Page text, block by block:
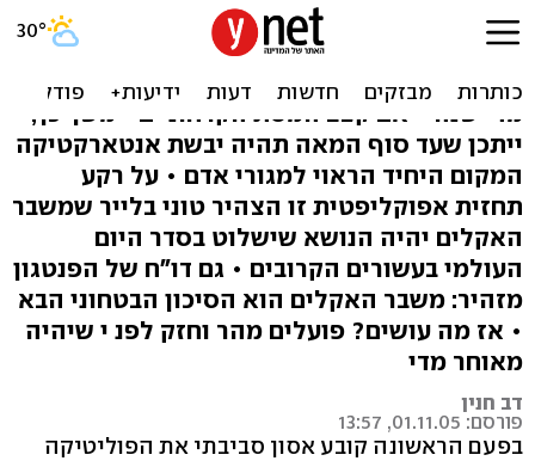
הכדור כמעט כבר לא בידינו
התחממות כדור הארץ הורגת 150 אלף בני-אדם
מדי שנה • אם קצב המסת הקרחונ ים יימשך כך,
ייתכן שעד סוף המאה תהיה יבשת אנטארקטיקה
המקום היחיד הראוי למגורי אדם • על רקע
תחזית אפוקליפטית זו הצהיר טוני בלייר שמשבר
האקלים יהיה הנושא שישלוט בסדר היום
העולמי בעשורים הקרובים • גם דו"ח של הפנטגון
מזהיר: משבר האקלים הוא הסיכון הבטחוני הבא
• אז מה עושים? פועלים מהר וחזק לפנ י שיהיה
מאוחר מדי
דב חנין
פורסם: 01.11.05, 13:57
בפעם הראשונה קובע אסון סביבתי את הפוליטיקה